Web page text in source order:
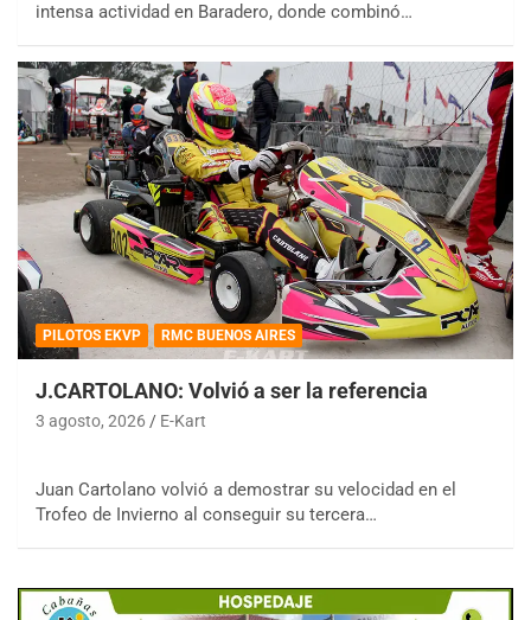
intensa actividad en Baradero, donde combinó…
PILOTOS EKVP RMC BUENOS AIRES
J.CARTOLANO: Volvió a ser la referencia
3 agosto, 2026 E-Kart
Juan Cartolano volvió a demostrar su velocidad en el
Trofeo de Invierno al conseguir su tercera…
08/09-AGO
Baradero (Buenos Aires)